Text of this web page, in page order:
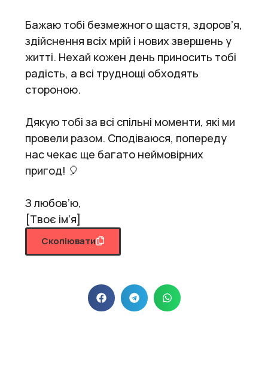
Бажаю тобі безмежного щастя, здоров’я,
здійснення всіх мрій і нових звершень у
житті. Нехай кожен день приносить тобі
радість, а всі труднощі обходять
стороною.
Дякую тобі за всі спільні моменти, які ми
провели разом. Сподіваюся, попереду
нас чекає ще багато неймовірних
пригод! 🎈
З любов’ю,
[Твоє ім’я]
Скопіювати